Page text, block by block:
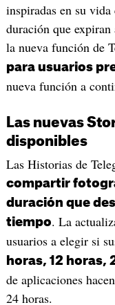
inspiradas en su
duración que
la nueva función de
para usuarios
nueva función a
Las nuevas
disponibles
Las Historias de
compartir
duración que
tiempo. La
usuarios a elegir si
horas, 12 horas,
de aplicaciones
24 horas.